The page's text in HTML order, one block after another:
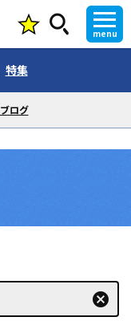
menu
特集
ブログ
cancel